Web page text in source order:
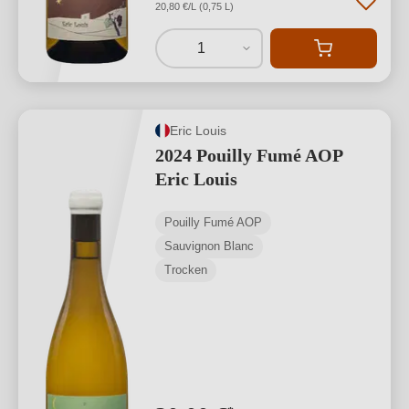
20,80 €/L (0,75 L)
1
Eric Louis
2024 Pouilly Fumé AOP
Eric Louis
Pouilly Fumé AOP
Sauvignon Blanc
Trocken